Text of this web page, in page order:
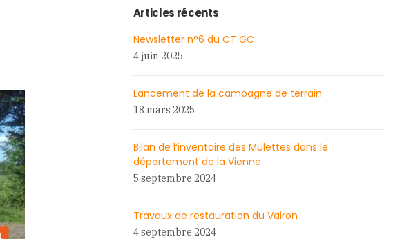
Articles récents
Newsletter n°6 du CT GC
4 juin 2025
Lancement de la campagne de terrain
18 mars 2025
Bilan de l’inventaire des Mulettes dans le
département de la Vienne
5 septembre 2024
Travaux de restauration du Vairon
4 septembre 2024